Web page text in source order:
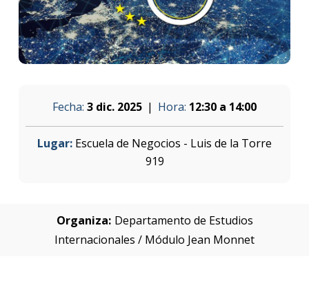
Fecha: 3 dic. 2025 Hora: 12:30 a 14:00
Lugar: Escuela de Negocios - Luis de la Torre
919
Organiza: Departamento de Estudios
Internacionales / Módulo Jean Monnet